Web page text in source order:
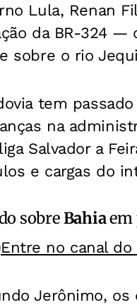
Lula, Renan
da BR-324 —
sobre o rio
tem
na
Salvador a
e cargas do
sobreBahiaem
Entre no canal do
Jerônimo,